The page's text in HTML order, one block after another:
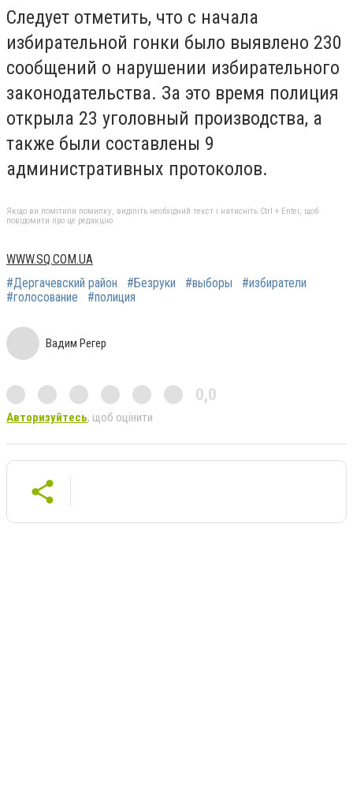
Следует отметить, что с начала
избирательной гонки было выявлено 230
сообщений о нарушении избирательного
законодательства. За это время полиция
открыла 23 уголовный производства, а
также были составлены 9
административных протоколов.
Якщо ви помітили помилку, виділіть необхідний текст і натисніть Ctrl + Enter, щоб
повідомити про це редакцію
WWW.SQ.COM.UA
#Дергачевский район
#Безруки #выборы
#избиратели
#голосование
#полиция
Вадим Регер
0,0
Авторизуйтесь, щоб оцінити